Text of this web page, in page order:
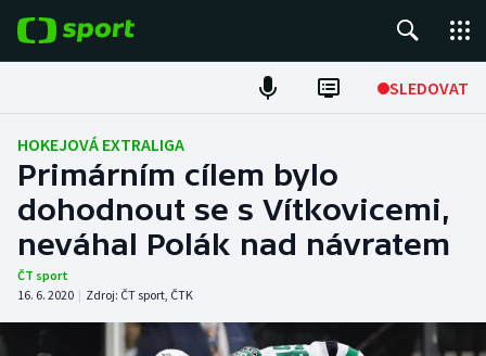
SLEDOVAT
Fotbal
Hokej
Tenis
Atletika
HOKEJOVÁ EXTRALIGA
Primárním cílem bylo
dohodnout se s Vítkovicemi,
neváhal Polák nad návratem
ČT sport
16. 6. 2020 | Zdroj: ČT sport, ČTK